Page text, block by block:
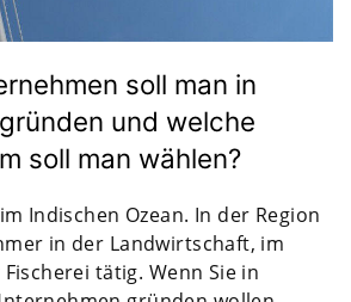
soll man in
und welche
soll man wählen?
Indischen Ozean. In der Region
in der Landwirtschaft, im
tätig. Wenn Sie in